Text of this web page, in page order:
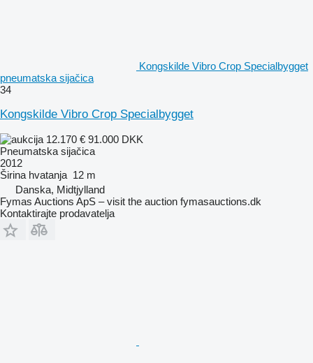
Kongskilde Vibro Crop Specialbygget
pneumatska sijačica
34
Kongskilde Vibro Crop Specialbygget
12.170 € 91.000 DKK
Pneumatska sijačica
2012
Širina hvatanja 12 m
Danska, Midtjylland
Fymas Auctions ApS – visit the auction fymasauctions.dk
Kontaktirajte prodavatelja